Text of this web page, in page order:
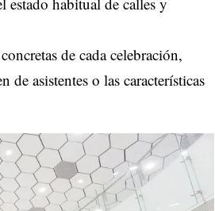
de cada celebración,
asistentes o las características